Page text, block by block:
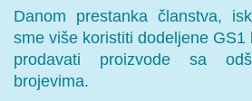
Danom prestanka članstva,
sme više koristiti dodeljene GS1
prodavati proizvode sa
brojevima.